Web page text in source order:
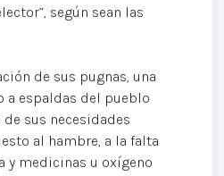
según sean las
de sus pugnas, una
a espaldas del pueblo
sus necesidades
al hambre, a la falta
y medicinas u oxígeno